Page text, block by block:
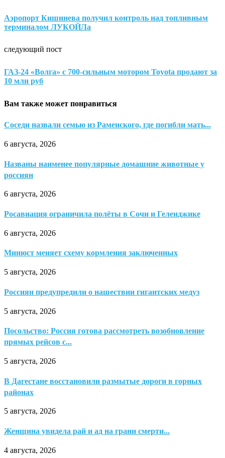
Аэропорт Кишинева получил контроль над топливным
терминалом ЛУКОЙЛа
следующий пост
ГАЗ-24 «Волга» с 700-сильным мотором Toyota продают за
10 млн руб
Вам также может понравиться
Соседи назвали семью из Раменского, где погибли мать...
6 августа, 2026
Названы наименее популярные домашние животные у
россиян
6 августа, 2026
Росавиация ограничила полёты в Сочи и Геленджике
6 августа, 2026
Минюст меняет схему кормления заключенных
5 августа, 2026
Россиян предупредили о нашествии гигантских медуз
5 августа, 2026
Посольство: Россия готова рассмотреть возобновление
прямых рейсов с...
5 августа, 2026
В Дагестане восстановили размытые дороги в горных
районах
5 августа, 2026
Женщина увидела рай и ад на грани смерти...
4 августа, 2026